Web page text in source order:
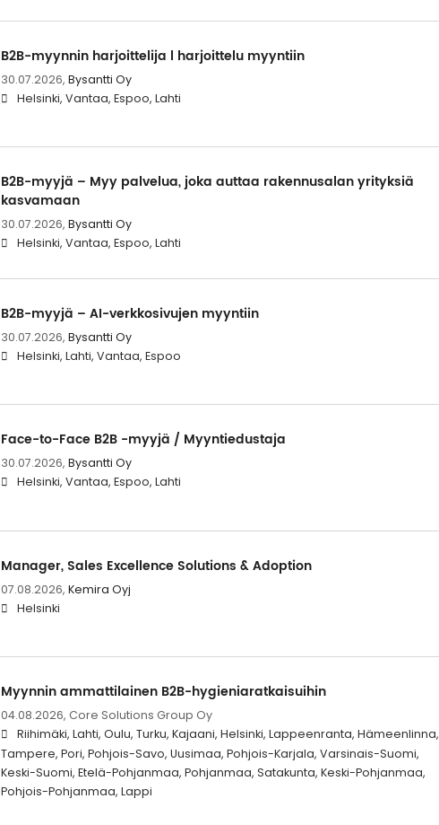
B2B-myynnin harjoittelija l harjoittelu myyntiin
30.07.2026, Bysantti Oy
Helsinki, Vantaa, Espoo, Lahti
B2B-myyjä – Myy palvelua, joka auttaa rakennusalan yrityksiä
kasvamaan
30.07.2026, Bysantti Oy
Helsinki, Vantaa, Espoo, Lahti
B2B-myyjä – AI-verkkosivujen myyntiin
30.07.2026, Bysantti Oy
Helsinki, Lahti, Vantaa, Espoo
Face-to-Face B2B -myyjä / Myyntiedustaja
30.07.2026, Bysantti Oy
Helsinki, Vantaa, Espoo, Lahti
Manager, Sales Excellence Solutions & Adoption
07.08.2026, Kemira Oyj
Helsinki
Myynnin ammattilainen B2B-hygieniaratkaisuihin
04.08.2026, Core Solutions Group Oy
Riihimäki, Lahti, Oulu, Turku, Kajaani, Helsinki, Lappeenranta, Hämeenlinna,
Tampere, Pori, Pohjois-Savo, Uusimaa, Pohjois-Karjala, Varsinais-Suomi,
Keski-Suomi, Etelä-Pohjanmaa, Pohjanmaa, Satakunta, Keski-Pohjanmaa,
Pohjois-Pohjanmaa, Lappi